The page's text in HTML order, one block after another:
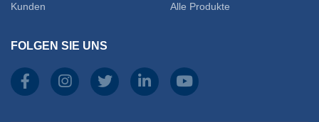
Kunden
Alle Produkte
FOLGEN SIE UNS